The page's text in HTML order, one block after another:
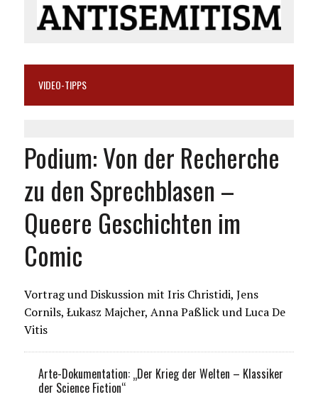
VIDEO-TIPPS
Podium: Von der Recherche
zu den Sprechblasen –
Queere Geschichten im
Comic
Vortrag und Diskussion mit Iris Christidi, Jens
Cornils, Łukasz Majcher, Anna Paßlick und Luca De
Vitis
Arte-Dokumentation: „Der Krieg der Welten – Klassiker
der Science Fiction“